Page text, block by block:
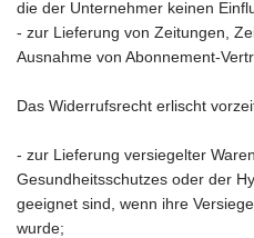
die der Unternehmer keinen
- zur Lieferung von Zeitungen,
Ausnahme von Abonnement-
Das Widerrufsrecht erlischt
- zur Lieferung versiegelter
Gesundheitsschutzes oder der
geeignet sind, wenn ihre
wurde;